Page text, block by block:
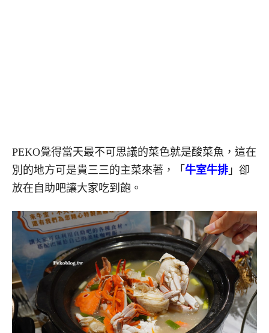
PEKO覺得當天最不可思議的菜色就是酸菜魚，這在
別的地方可是貴三三的主菜來著，「 牛室牛排 」卻
放在自助吧讓大家吃到飽。